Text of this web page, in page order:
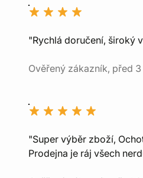
"Rychlá doručení, široký
Ověřený zákazník, před
"Super výběr zboží,
Prodejna je ráj všech